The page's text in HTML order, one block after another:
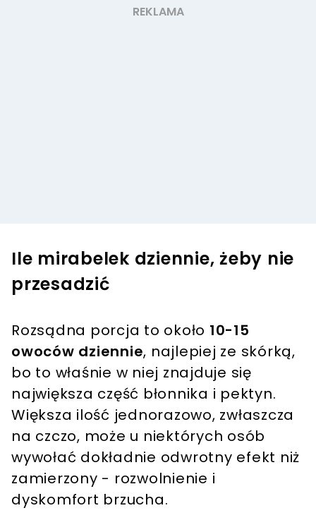
Ile mirabelek dziennie, żeby nie
przesadzić
Rozsądna porcja to około 10-15
owoców dziennie, najlepiej ze skórką,
bo to właśnie w niej znajduje się
największa część błonnika i pektyn.
Większa ilość jednorazowo, zwłaszcza
na czczo, może u niektórych osób
wywołać dokładnie odwrotny efekt niż
zamierzony - rozwolnienie i
dyskomfort brzucha.